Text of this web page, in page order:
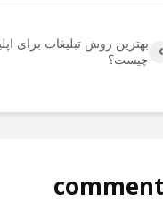
بهترین روش تبلیغات برای
چیست؟